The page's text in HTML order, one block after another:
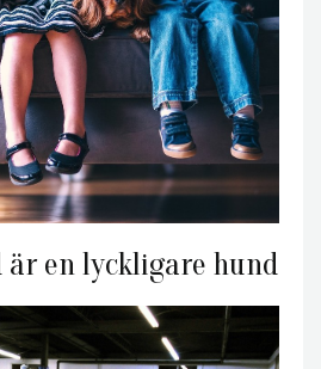
är en lyckligare hund